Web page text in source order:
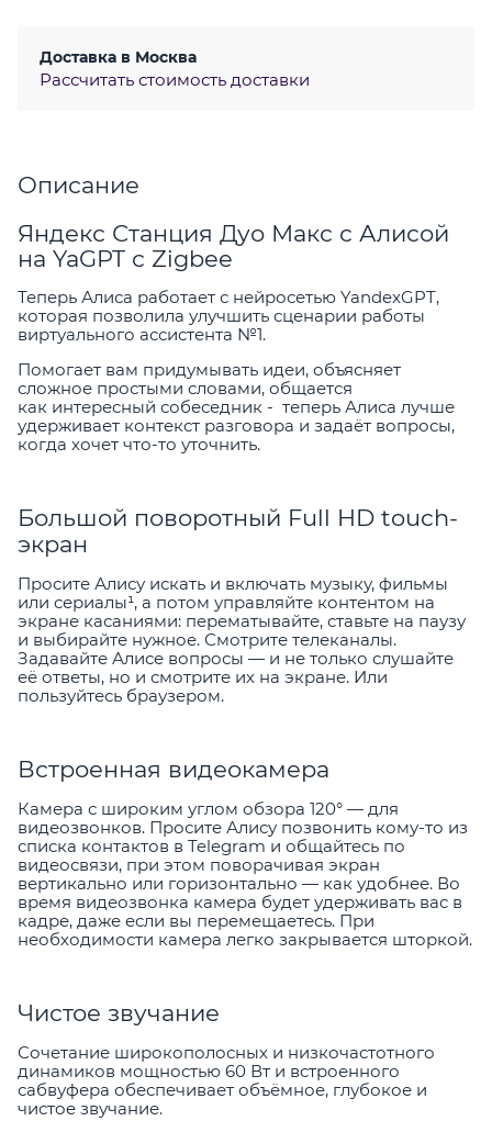
Доставка в Москва
Рассчитать стоимость доставки
Описание
Яндекс Станция Дуо Макс с Алисой
на YaGPT с Zigbee
Теперь Алиса работает с нейросетью YandexGPT,
которая позволила улучшить сценарии работы
виртуального ассистента №1.
Помогает вам придумывать идеи, объясняет
сложное простыми словами, общается
как интересный собеседник - теперь Алиса лучше
удерживает контекст разговора и задаёт вопросы,
когда хочет что-то уточнить.
Большой поворотный Full HD touch-
экран
Просите Алису искать и включать музыку, фильмы
или сериалы¹, а потом управляйте контентом на
экране касаниями: перематывайте, ставьте на паузу
и выбирайте нужное. Смотрите телеканалы.
Задавайте Алисе вопросы — и не только слушайте
её ответы, но и смотрите их на экране. Или
пользуйтесь браузером.
Встроенная видеокамера
Камера с широким углом обзора 120° — для
видеозвонков. Просите Алису позвонить кому-то из
списка контактов в Telegram и общайтесь по
видеосвязи, при этом поворачивая экран
вертикально или горизонтально — как удобнее. Во
время видеозвонка камера будет удерживать вас в
кадре, даже если вы перемещаетесь. При
необходимости камера легко закрывается шторкой.
Чистое звучание
Сочетание широкополосных и низкочастотного
динамиков мощностью 60 Вт и встроенного
сабвуфера обеспечивает объёмное, глубокое и
чистое звучание.